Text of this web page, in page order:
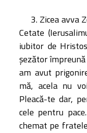
3. Zicea avva
Cetate
iubitor de
şezător
am avut
mă, acela nu
Pleacă-te dar,
cele pentru
chemat pe